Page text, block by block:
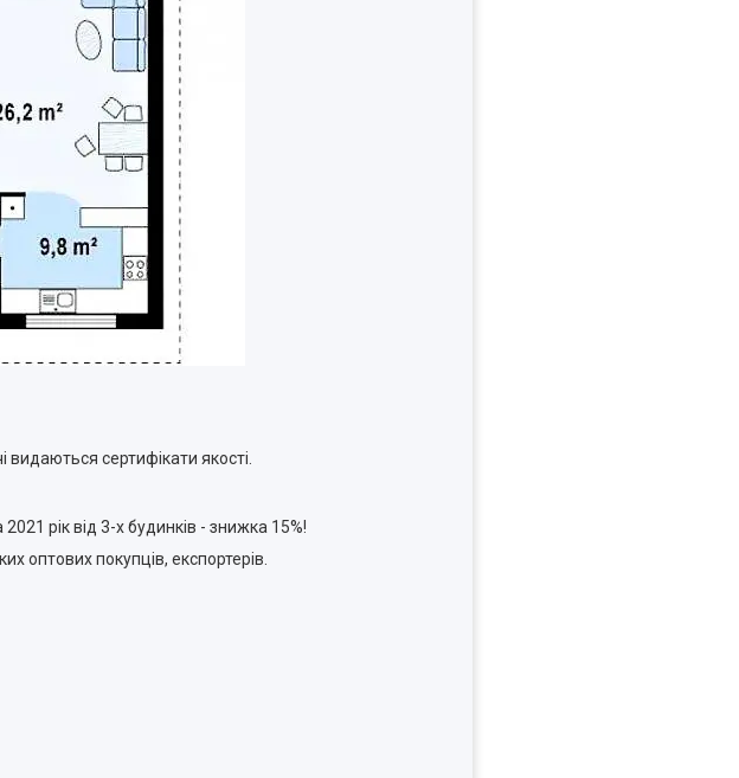
видаються сертифікати якості.
рік від 3-х будинків - знижка 15%!
оптових покупців, експортерів.